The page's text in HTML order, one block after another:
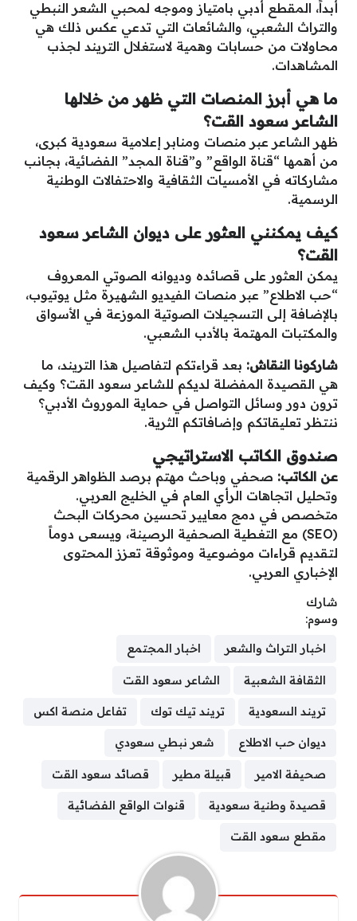
أبداً، المقطع أدبي بامتياز وموجه لمحبي الشعر النبطي
والتراث الشعبي، والشائعات التي تدعي عكس ذلك هي
محاولات من حسابات وهمية لاستغلال التريند لجذب
المشاهدات.
ما هي أبرز المنصات التي ظهر من خلالها
الشاعر سعود القت؟
ظهر الشاعر عبر منصات ومنابر إعلامية سعودية كبرى،
من أهمها “قناة الواقع” و”قناة المجد” الفضائية، بجانب
مشاركاته في الأمسيات الثقافية والاحتفالات الوطنية
الرسمية.
كيف يمكنني العثور على ديوان الشاعر سعود
القت؟
يمكن العثور على قصائده وديوانه الصوتي المعروف
“حب الاطلاع” عبر منصات الفيديو الشهيرة مثل يوتيوب،
بالإضافة إلى التسجيلات الصوتية الموزعة في الأسواق
والمكتبات المهتمة بالأدب الشعبي.
شاركونا النقاش: بعد قراءتكم لتفاصيل هذا التريند، ما
هي القصيدة المفضلة لديكم للشاعر سعود القت؟ وكيف
ترون دور وسائل التواصل في حماية الموروث الأدبي؟
ننتظر تعليقاتكم وإضافاتكم الثرية.
صندوق الكاتب الاستراتيجي
عن الكاتب: صحفي وباحث مهتم برصد الظواهر الرقمية
وتحليل اتجاهات الرأي العام في الخليج العربي.
متخصص في دمج معايير تحسين محركات البحث
(SEO) مع التغطية الصحفية الرصينة، ويسعى دوماً
لتقديم قراءات موضوعية وموثوقة تعزز المحتوى
الإخباري العربي.
شارك
وسوم:
اخبار التراث والشعر اخبار المجتمع
الثقافة الشعبية الشاعر سعود القت
تريند السعودية تريند تيك توك تفاعل منصة اكس
ديوان حب الاطلاع شعر نبطي سعودي
صحيفة الامير قبيلة مطير قصائد سعود القت
قصيدة وطنية سعودية قنوات الواقع الفضائية
مقطع سعود القت